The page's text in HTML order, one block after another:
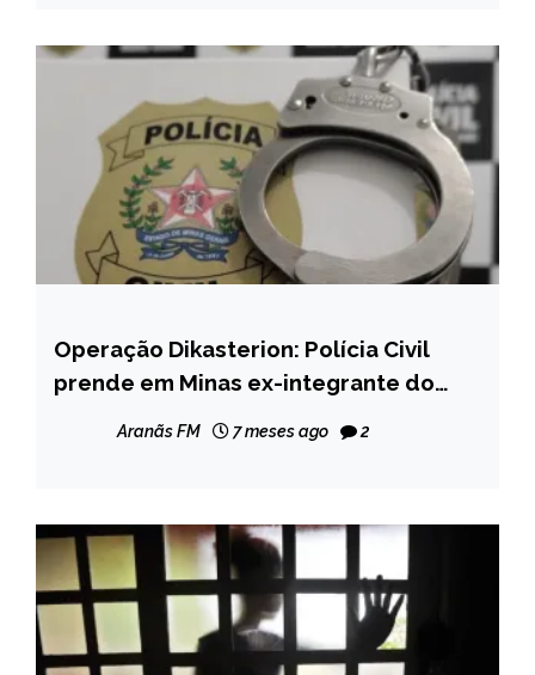
CAPELINHA
MINAS
Operação Dikasterion: Polícia Civil
prende em Minas ex-integrante do
“tribunal do crime” do PCC
Aranãs FM 7 meses ago 2